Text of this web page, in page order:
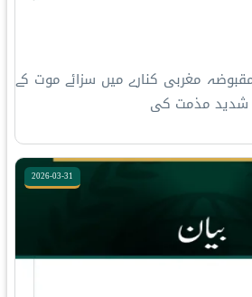
مغربی کنارے میں سزائے موت کے
شدید مذمت کی
2026-03-31